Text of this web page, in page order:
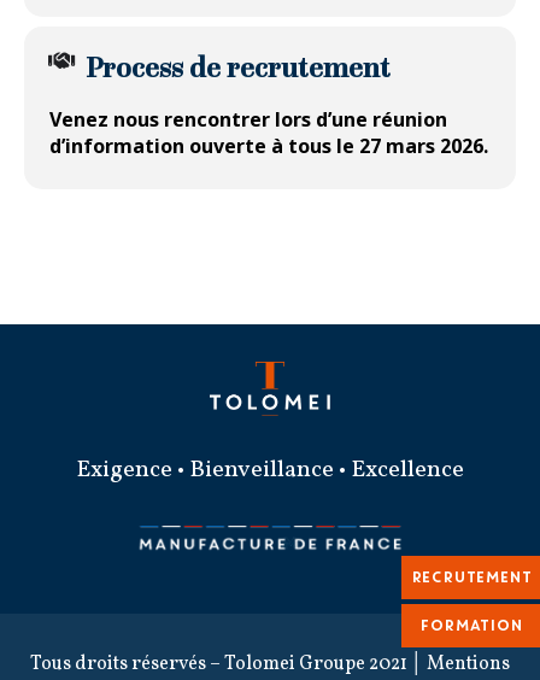
en CDD avec l’objectif d’un CDI.
Modalités d’inscription à venir.
Process de recrutement
Venez nous rencontrer lors d’une réunion
d’information ouverte à tous le 27 mars 2026.
RECRUTEMENT
FORMATION
Exigence • Bienveillance • Excellence
Tous droits réservés – Tolomei Groupe 2021 │ Mentions